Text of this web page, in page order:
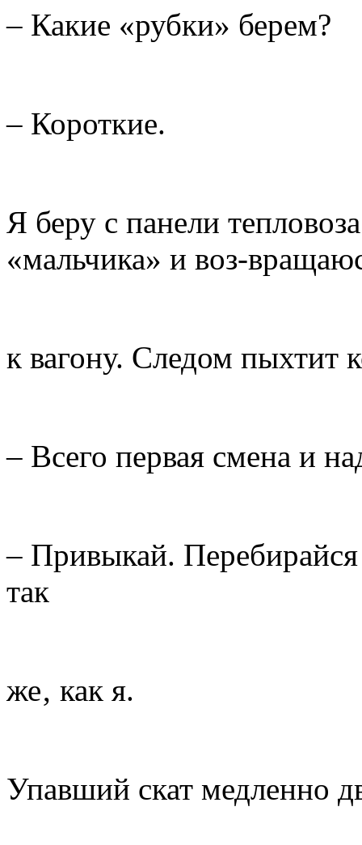
– Какие «рубки» берем?
– Короткие.
Я беру с панели
«мальчика» и воз-
к вагону. Следом пыхтит
– Всего первая смена и
– Привыкай.
так
же‚ как я.
Упавший скат медленно